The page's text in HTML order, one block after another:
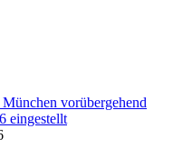
vorübergehend
eingestellt